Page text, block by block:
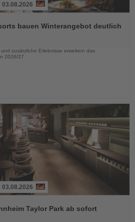
03.08.2026
bauen Winterangebot deutlich
zusätzliche Erlebnisse erweitern das
2026/27
03.08.2026
Taylor Park ab sofort